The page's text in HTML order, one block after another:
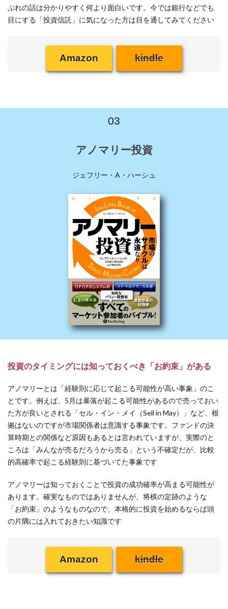
ぶれの話は分かりやすく何より面白いです。今では銀行などでも
目にする「投資信託」に気になった方は目を通してみてください
Amazon kindle
03
アノマリー投資
ジェフリー・A・ハーシュ
投資のタイミングには知っておくべき「お約束」がある
アノマリーとは「経験則に応じて起こる可能性が高い事象」のこ
とです。例えば、5月は暴落が起こる可能性があるので売っておい
た方が良いとされる「セル・イン・メイ（Sell in May）」など、根
拠はないのですが市場関係者は意識する事象です。ファンドの決
算時期との関係など原因もあるとは言われていますが、実際のと
ころは「みんなが売るだろうから売る」という不確定だが、比較
的高確率で起こる経験則に基づいてた事象です
アノマリーは知っておくことで投資の成功確率が高まる可能性が
あります。確実なものではありませんが、将棋の定跡のような
「お約束」のようなものなので、本格的に投資を始めるならば頭
の片隅には入れておきたい知識です
Amazon kindle